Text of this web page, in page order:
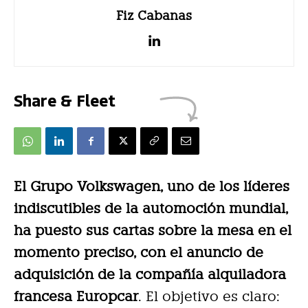
Fiz Cabanas
Share & Fleet
El Grupo Volkswagen, uno de los líderes
indiscutibles de la automoción mundial,
ha puesto sus cartas sobre la mesa en el
momento preciso, con el anuncio de
adquisición de la compañía alquiladora
francesa Europcar. El objetivo es claro: